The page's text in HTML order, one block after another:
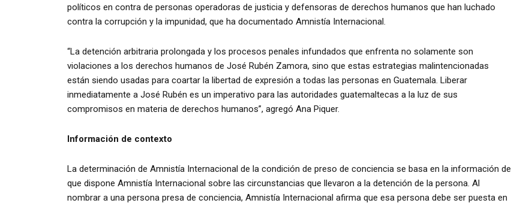
políticos en contra de personas operadoras de justicia y defensoras de derechos humanos que han luchado
contra la corrupción y la impunidad, que ha documentado Amnistía Internacional.
“La detención arbitraria prolongada y los procesos penales infundados que enfrenta no solamente son
violaciones a los derechos humanos de José Rubén Zamora, sino que estas estrategias malintencionadas
están siendo usadas para coartar la libertad de expresión a todas las personas en Guatemala. Liberar
inmediatamente a José Rubén es un imperativo para las autoridades guatemaltecas a la luz de sus
compromisos en materia de derechos humanos”, agregó Ana Piquer.
Información de contexto
La determinación de Amnistía Internacional de la condición de preso de conciencia se basa en la información de
que dispone Amnistía Internacional sobre las circunstancias que llevaron a la detención de la persona. Al
nombrar a una persona presa de conciencia, Amnistía Internacional afirma que esa persona debe ser puesta en